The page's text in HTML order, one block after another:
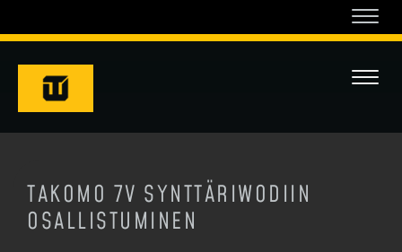
TAKOMO 7V SYNTTÄRIWODIIN
OSALLISTUMINEN